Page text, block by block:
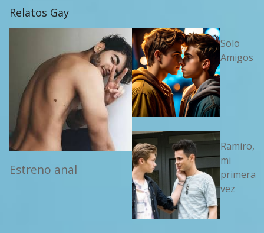
Relatos Gay
Estreno anal
Solo
Amigos
Ramiro,
mi
primera
vez